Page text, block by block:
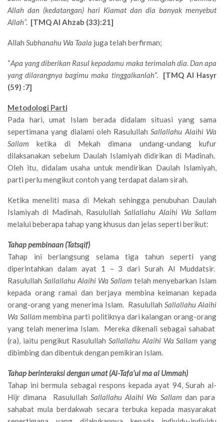
Allah dan (kedatangan) hari Kiamat dan dia banyak menyebut
Allah”. [TMQ Al Ahzab (33):21]
Allah Subhanahu Wa Taala juga telah berfirman;
“Apa yang diberikan Rasul kepadamu maka terimalah dia. Dan apa
yang dilarangnya bagimu maka tinggalkanlah“.[TMQ Al Hasyr
(59) :7]
Metodologi Parti
Pada hari, umat Islam berada didalam situasi yang sama
sepertimana yang dialami oleh RasulullahSallallahu Alaihi Wa
Sallam ketika di Mekah dimana undang-undang kufur
dilaksanakan sebelum Daulah Islamiyah didirikan di Madinah.
Oleh itu, didalam usaha untuk mendirikan Daulah Islamiyah,
parti perlu mengikut contoh yang terdapat dalam sirah.
Ketika meneliti masa di Mekah sehingga penubuhan Daulah
Islamiyah di Madinah, Rasulullah Sallallahu Alaihi Wa Sallam
melalui beberapa tahap yang khusus dan jelas seperti berikut:
Tahap pembinaan (Tatsqif)
Tahap ini berlangsung selama tiga tahun seperti yang
diperintahkan dalam ayat 1 – 3 dari Surah Al Muddatsir.
Rasulullah Sallallahu Alaihi Wa Sallam telah menyebarkan Islam
kepada orang ramai dan berjaya membina keimanan kepada
orang-orang yang menerima Islam. Rasulullah Sallallahu Alaihi
Wa Sallammembina parti politiknya dari kalangan orang-orang
yang telah menerima Islam. Mereka dikenali sebagai sahabat
(ra), iaitu pengikut Rasulullah Sallallahu Alaihi Wa Sallam yang
dibimbing dan dibentuk dengan pemikiran Islam.
Tahap berinteraksi dengan umat (Al-Tafa’ul ma al Ummah)
Tahap ini bermula sebagai respons kepada ayat 94, Surah al-
Hijr dimana Rasulullah Sallallahu Alaihi Wa Sallam dan para
sahabat mula berdakwah secara terbuka kepada masyarakat